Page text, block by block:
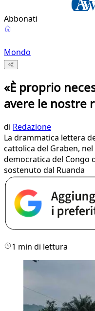
Abbonati
Mondo
«È proprio
avere le nostre
di Redazione
La drammatica lettera
cattolica del Graben,
democratica del Congo
sostenuto dal Ruanda
1 min di lettura